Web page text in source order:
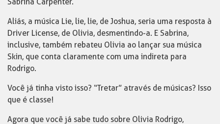
Aliás, a música Lie, lie, lie, de Joshua, seria uma resposta à
Driver License, de Olivia, desmentindo-a. E Sabrina,
inclusive, também rebateu Olivia ao lançar sua música
Skin, que conta claramente com uma indireta para
Rodrigo.
Você já tinha visto isso? “Tretar” através de músicas? Isso
que é classe!
Agora que você já sabe tudo sobre Olivia Rodrigo,